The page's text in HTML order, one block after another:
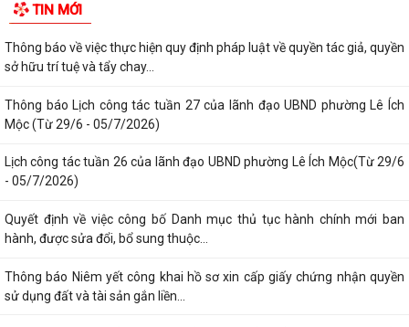
TIN MỚI
tượng bảo trợ xã hội trên địa...
Thông báo về việc thực hiện quy định pháp luật về quyền tác giả, quyền
sở hữu trí tuệ và tẩy chay...
Thông báo Lịch công tác tuần 27 của lãnh đạo UBND phường Lê Ích
Mộc (Từ 29/6 - 05/7/2026)
Lịch công tác tuần 26 của lãnh đạo UBND phường Lê Ích Mộc(Từ 29/6
- 05/7/2026)
Quyết định về việc công bố Danh mục thủ tục hành chính mới ban
hành, được sửa đổi, bổ sung thuộc...
Thông báo Niêm yết công khai hồ sơ xin cấp giấy chứng nhận quyền
sử dụng đất và tài sản gắn liền...